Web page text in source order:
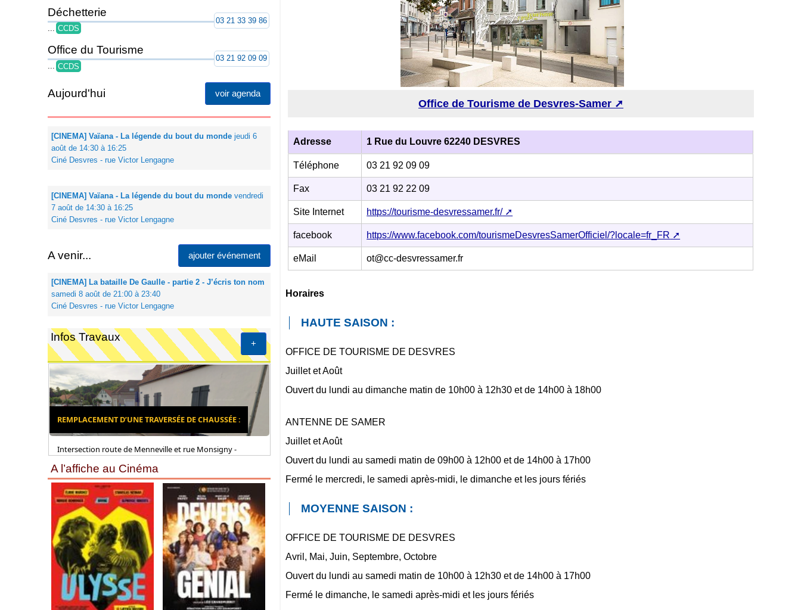
Office de Tourisme de Desvres-Samer
Adresse 1 Rue du Louvre 62240 DESVRES
Téléphone 03 21 92 09 09
Fax 03 21 92 22 09
Site Internet https://tourisme-desvressamer.fr/
facebook https://www.facebook.com/tourismeDesvresSamerOfficiel/?locale=fr_FR
eMail ot@cc-desvressamer.fr
Horaires
HAUTE SAISON :
OFFICE DE TOURISME DE DESVRES
Juillet et Août
Ouvert du lundi au dimanche matin de 10h00 à 12h30 et de 14h00 à 18h00
ANTENNE DE SAMER
Juillet et Août
Ouvert du lundi au samedi matin de 09h00 à 12h00 et de 14h00 à 17h00
Fermé le mercredi, le samedi après-midi, le dimanche et les jours fériés
MOYENNE SAISON :
OFFICE DE TOURISME DE DESVRES
Avril, Mai, Juin, Septembre, Octobre
Ouvert du lundi au samedi matin de 10h00 à 12h30 et de 14h00 à 17h00
Fermé le dimanche, le samedi après-midi et les jours fériés
Déchetterie
CCDS
03 21 33 39 86
Office du Tourisme
... CCDS
03 21 92 09 09
voir agenda
Aujourd'hui
[CINEMA] Vaïana - La légende du bout du monde jeudi 6
août de 14:30 à 16:25
Ciné Desvres - rue Victor Lengagne
[CINEMA] Vaïana - La légende du bout du monde vendredi
7 août de 14:30 à 16:25
Ciné Desvres - rue Victor Lengagne
A venir... ajouter événement
[CINEMA] La bataille De Gaulle - partie 2 - J’écris ton nom
samedi 8 août de 21:00 à 23:40
Ciné Desvres - rue Victor Lengagne
+
Infos Travaux
REMPLACEMENT D’UNE TRAVERSÉE DE CHAUSSÉE :
Intersection route de Menneville et rue Monsigny -
A l’affiche au Cinéma